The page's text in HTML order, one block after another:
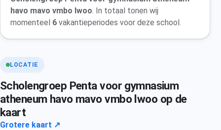
havo mavo vmbo lwoo. In totaal tonen wij
momenteel 6 vakantieperiodes voor deze school.
LOCATIE
Scholengroep Penta voor gymnasium
atheneum havo mavo vmbo lwoo op de
kaart
Grotere kaart ↗